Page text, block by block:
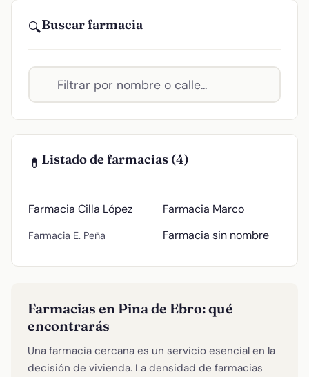
🔍Buscar farmacia
💊 Listado de farmacias (4)
Farmacia Cilla López
Farmacia E. Peña
Farmacia Marco
Farmacia sin nombre
Farmacias en Pina de Ebro: qué
encontrarás
Una farmacia cercana es un servicio esencial en la
decisión de vivienda. La densidad de farmacias